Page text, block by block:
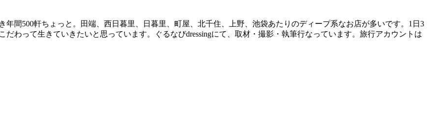
年間500軒ちょっと。田端、西日暮里、日暮里、町屋、北千住、上野、池袋あたりのディープ系なお店が多いです。1日3
だわって生きていきたいと思っています。ぐるなびdressingにて、取材・撮影・執筆行なっています。旅行アカウントは